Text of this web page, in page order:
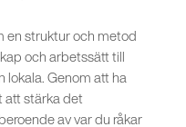
en struktur och metod
och arbetssätt till
lokala. Genom att ha
att stärka det
av var du råkar